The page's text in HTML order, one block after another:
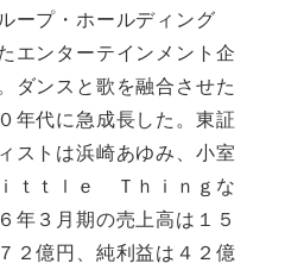
ープ・ホールディング
ンターテインメント企
ダンスと歌を融合させた
年代に急成長した。東証
ストは浜崎あゆみ、小室
ｔｔｌｅ Ｔｈｉｎｇな
年３月期の売上高は１５
２億円、純利益は４２億